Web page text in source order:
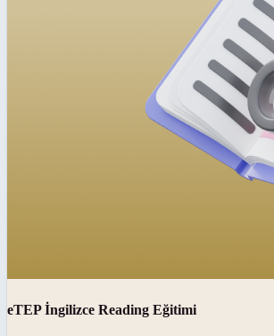
eTEP İngilizce Reading Eğitimi